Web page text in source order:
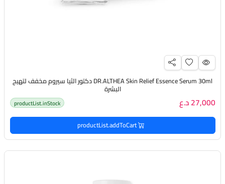
DR.ALTHEA Skin Relief Essence Serum 30ml دكتور الثيا سيروم مخفف لتهيج
البشرة
27,000 د.ع productList.inStock
productList.addToCart